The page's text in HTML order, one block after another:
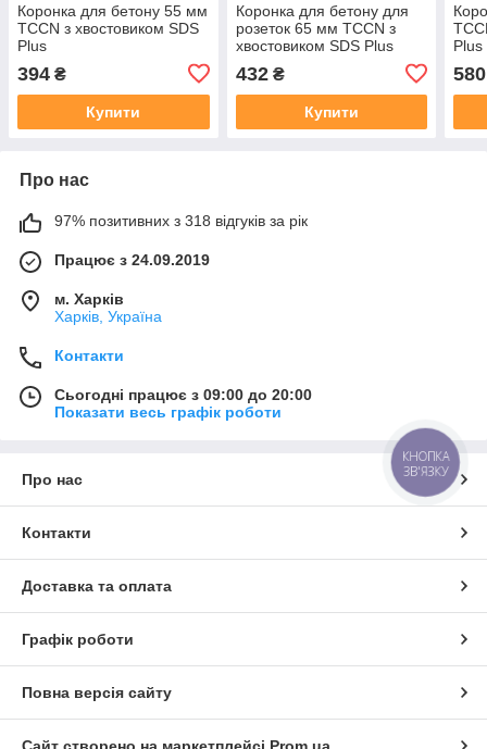
Коронка для бетону 55 мм
TCCN з хвостовиком SDS
Plus
394 ₴
Купити
Коронка для бетону для
розеток 65 мм TCCN з
хвостовиком SDS Plus
432₴
Купити
Plus
580
Про нас
97% позитивних з 318 відгуків за рік
Працює з 24.09.2019
м. Харків
Харків, Україна
Контакти
Сьогодні працює з 09:00 до 20:00
Показати весь графік роботи
Про нас
Контакти
Доставка та оплата
Графік роботи
Повна версія сайту
КНОПКА
ЗВ'ЯЗКУ